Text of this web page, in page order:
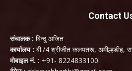
Contact
संचालक : बिन्दु अजित
कार्यालय : बी./4 श्रीजीत कलपतरू, अमील्हडीह,
मोबाइल नं. : +91- 8224833100